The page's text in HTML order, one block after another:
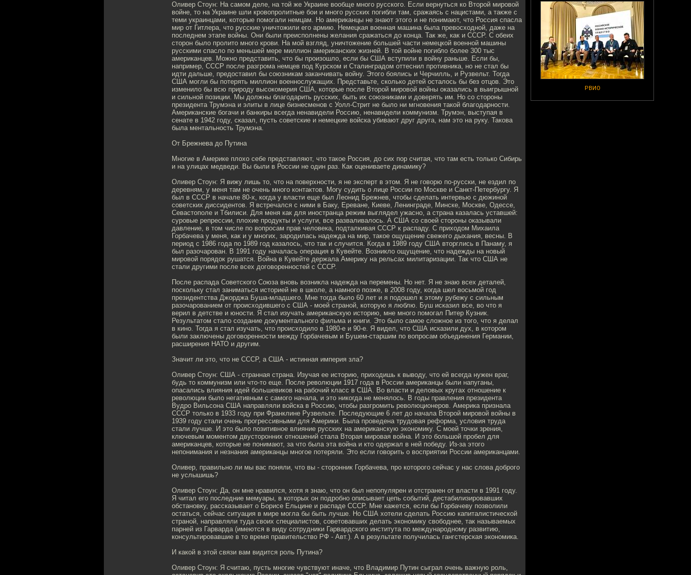
РВИО
Оливер Стоун: На самом деле, на той же Украине вообще много русского. Если вернуться ко Второй мировой
войне, то на Украине шли кровопролитные бои и много русских погибли там, сражаясь с нацистами, а также с
теми украинцами, которые помогали немцам. Но американцы не знают этого и не понимают, что Россия спасла
мир от Гитлера, что русские уничтожили его армию. Немецкая военная машина была превосходной, даже на
последнем этапе войны. Они были преисполнены желания сражаться до конца. Так же, как и СССР. С обеих
сторон было пролито много крови. На мой взгляд, уничтожение большей части немецкой военной машины
русскими спасло по меньшей мере миллион американских жизней. В той войне погибло более 300 тыс
американцев. Можно представить, что бы произошло, если бы США вступили в войну раньше. Если бы,
например, СССР после разгрома немцев под Курском и Сталинградом оттеснил противника, но не стал бы
идти дальше, предоставил бы союзникам заканчивать войну. Этого боялись и Черчилль, и Рузвельт. Тогда
США могли бы потерять миллион военнослужащих. Представьте, сколько детей осталось бы без отцов. Это
изменило бы всю природу высокомерия США, которые после Второй мировой войны оказались в выигрышной
и сильной позиции. Мы должны благодарить русских, быть их союзниками и доверять им. Но со стороны
президента Трумэна и элиты в лице бизнесменов с Уолл-Стрит не было ни мгновения такой благодарности.
Американские богачи и банкиры всегда ненавидели Россию, ненавидели коммунизм. Трумэн, выступая в
сенате в 1942 году, сказал, пусть советские и немецкие войска убивают друг друга, нам это на руку. Такова
была ментальность Трумэна.
От Брежнева до Путина
Многие в Америке плохо себе представляют, что такое Россия, до сих пор считая, что там есть только Сибирь
и на улицах медведи. Вы были в России не один раз. Как оцениваете динамику?
Оливер Стоун: Я вижу лишь то, что на поверхности, я не эксперт в этом. Я не говорю по-русски, не ездил по
деревням, у меня там не очень много контактов. Могу судить о лице России по Москве и Санкт-Петербургу. Я
был в СССР в начале 80-х, когда у власти еще был Леонид Брежнев, чтобы сделать интервью с дюжиной
советских диссидентов. Я встречался с ними в Баку, Ереване, Киеве, Ленинграде, Минске, Москве, Одессе,
Севастополе и Тбилиси. Для меня как для иностранца режим выглядел ужасно, а страна казалась уставшей:
суровые репрессии, плохие продукты и услуги, все разваливалось. А США со своей стороны оказывали
давление, в том числе по вопросам прав человека, подталкивая СССР к распаду. С приходом Михаила
Горбачева у меня, как и у многих, зародилась надежда на мир, такое ощущение свежего дыхания, весны. В
период с 1986 года по 1989 год казалось, что так и случится. Когда в 1989 году США вторглись в Панаму, я
был разочарован. В 1991 году началась операция в Кувейте. Возникло ощущение, что надежды на новый
мировой порядок рушатся. Война в Кувейте держала Америку на рельсах милитаризации. Так что США не
стали другими после всех договоренностей с СССР.
После распада Советского Союза вновь возникла надежда на перемены. Но нет. Я не знаю всех деталей,
поскольку стал заниматься историей не в школе, а намного позже, в 2008 году, когда шел восьмой год
президентства Джорджа Буша-младшего. Мне тогда было 60 лет и я подошел к этому рубежу с сильным
разочарованием от происходившего с США - моей страной, которую я люблю. Буш исказил все, во что я
верил в детстве и юности. Я стал изучать американскую историю, мне много помогал Питер Кузник.
Результатом стало создание документального фильма и книги. Это было самое сложное из того, что я делал
в кино. Тогда я стал изучать, что происходило в 1980-е и 90-е. Я видел, что США исказили дух, в котором
были заключены договоренности между Горбачевым и Бушем-старшим по вопросам объединения Германии,
расширения НАТО и другим.
Значит ли это, что не СССР, а США - истинная империя зла?
Оливер Стоун: США - странная страна. Изучая ее историю, приходишь к выводу, что ей всегда нужен враг,
будь то коммунизм или что-то еще. После революции 1917 года в России американцы были напуганы,
опасались влияния идей большевиков на рабочий класс в США. Во власти и деловых кругах отношение к
революции было негативным с самого начала, и это никогда не менялось. В годы правления президента
Вудро Вильсона США направляли войска в Россию, чтобы разгромить революционеров. Америка признала
СССР только в 1933 году при Франклине Рузвельте. Последующие 6 лет до начала Второй мировой войны в
1939 году стали очень прогрессивными для Америки. Была проведена трудовая реформа, условия труда
стали лучше. И это было позитивное влияние русских на американскую экономику. С моей точки зрения,
ключевым моментом двусторонних отношений стала Вторая мировая война. И это большой пробел для
американцев, которые не понимают, за что была эта война и кто одержал в ней победу. Из-за этого
непонимания и незнания американцы многое потеряли. Это если говорить о восприятии России американцами.
Оливер, правильно ли мы вас поняли, что вы - сторонник Горбачева, про которого сейчас у нас слова доброго
не услышишь?
Оливер Стоун: Да, он мне нравился, хотя я знаю, что он был непопулярен и отстранен от власти в 1991 году.
Я читал его последние мемуары, в которых он подробно описывает цепь событий, дестабилизировавших
обстановку, рассказывает о Борисе Ельцине и распаде СССР. Мне кажется, если бы Горбачеву позволили
остаться, сейчас ситуация в мире могла бы быть лучше. Но США хотели сделать Россию капиталистической
страной, направляли туда своих специалистов, советовавших делать экономику свободнее, так называемых
парней из Гарварда (имеются в виду сотрудники Гарвардского института по международному развитию,
консультировавшие в то время правительство РФ - Авт.). А в результате получилась гангстерская экономика.
И какой в этой связи вам видится роль Путина?
Оливер Стоун: Я считаю, пусть многие чувствуют иначе, что Владимир Путин сыграл очень важную роль,